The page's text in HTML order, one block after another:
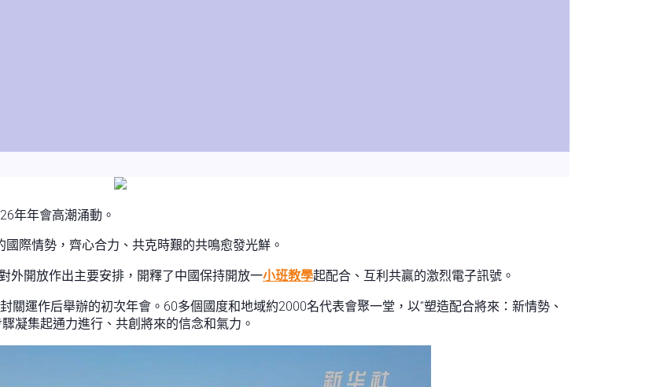
年年會高潮涌動。
際情勢，齊心合力、共克時艱的共鳴愈發光鮮。
外開放作出主要安排，開釋了中國保持開放一小班教學起配合、互利共贏的激烈電子訊號。
運作后舉辦的初次年會。60多個國度和地域約2000名代表會聚一堂，以“塑造配合將來：新情勢、
凝集起通力進行、共創將來的信念和氣力。